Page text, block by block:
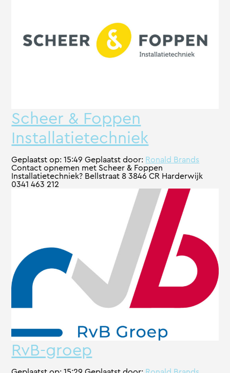
Scheer & Foppen
Installatietechniek
Geplaatst op:15:49Geplaatst door: Ronald Brands
Contact opnemen met Scheer & Foppen
Installatietechniek? Bellstraat 8 3846 CR Harderwijk
0341 463 212
RvB-groep